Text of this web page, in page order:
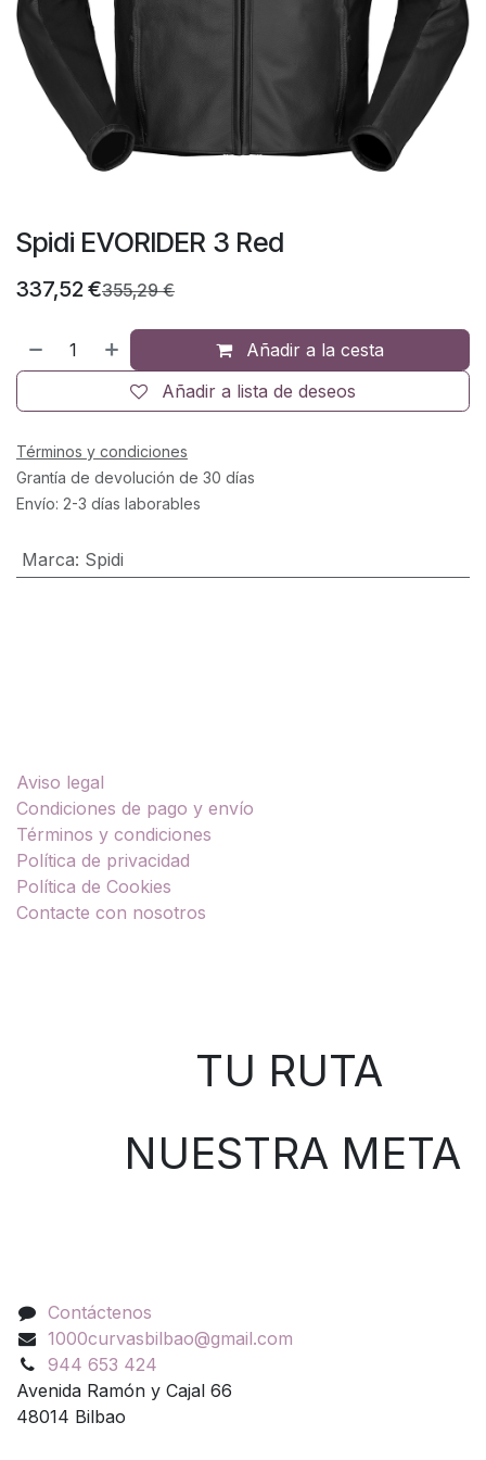
Spidi EVORIDER 3 Red
337,52€355,29€
Añadir a la cesta
Añadir a lista de deseos
Términos y condiciones
Grantía de devolución de 30 días
Envío: 2-3 días laborables
Marca: Spidi
Aviso legal
Condiciones de pago y envío
Términos y condiciones
Política de privacidad
Política de Cookies
Contacte con nosotros
TU RUTA
NUESTRA META
Contáctenos
1000curvasbilbao@gmail.com
944 653 424
Avenida Ramón y Cajal 66
48014 Bilbao